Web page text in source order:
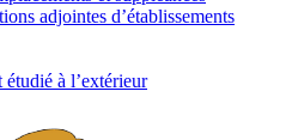
adjointes d’établissements
étudié à l’extérieur